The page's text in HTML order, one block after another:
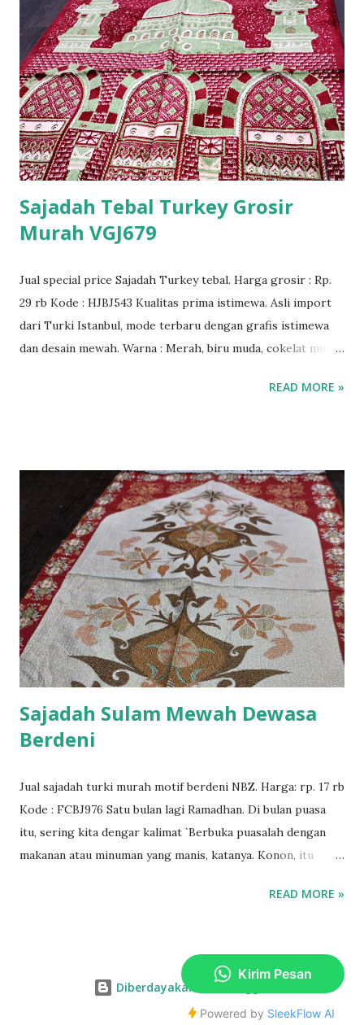
Sajadah Tebal Turkey Grosir
Murah VGJ679
Jual special price Sajadah Turkey tebal. Harga grosir : Rp.
29 rb Kode : HJBJ543 Kualitas prima istimewa. Asli import
dari Turki Istanbul, mode terbaru dengan grafis istimewa
dan desain mewah. Warna : Merah, biru muda, cokelat muda,
READ MORE »
Sajadah Sulam Mewah Dewasa
Berdeni
Jual sajadah turki murah motif berdeni NBZ. Harga: rp. 17 rb
Kode : FCBJ976 Satu bulan lagi Ramadhan. Di bulan puasa
itu, sering kita dengar kalimat `Berbuka puasalah dengan
makanan atau minuman yang manis, katanya. Konon, itu
bin Malik ia berkata : "Adalah Rasulullah SAW berbuka
tidak ada kurma kering beliau meneguk air. (Hadits riwayat
Ahmad dan Abu Dawud) Nabi Muhammad Saw berkata :
"Apabila berbuka puasa di antara kamu, maka hendaklah
READ MORE »
Diberdayakan oleh Blogger